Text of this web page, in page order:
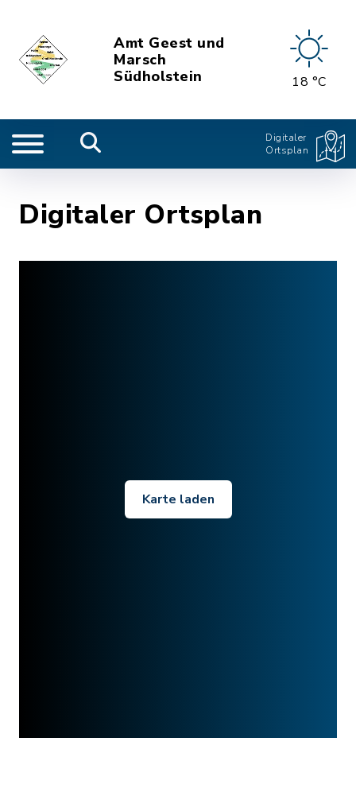
Amt Geest und
Marsch
Südholstein
18 °C
Digitaler
Ortsplan
Digitaler Ortsplan
Karte laden